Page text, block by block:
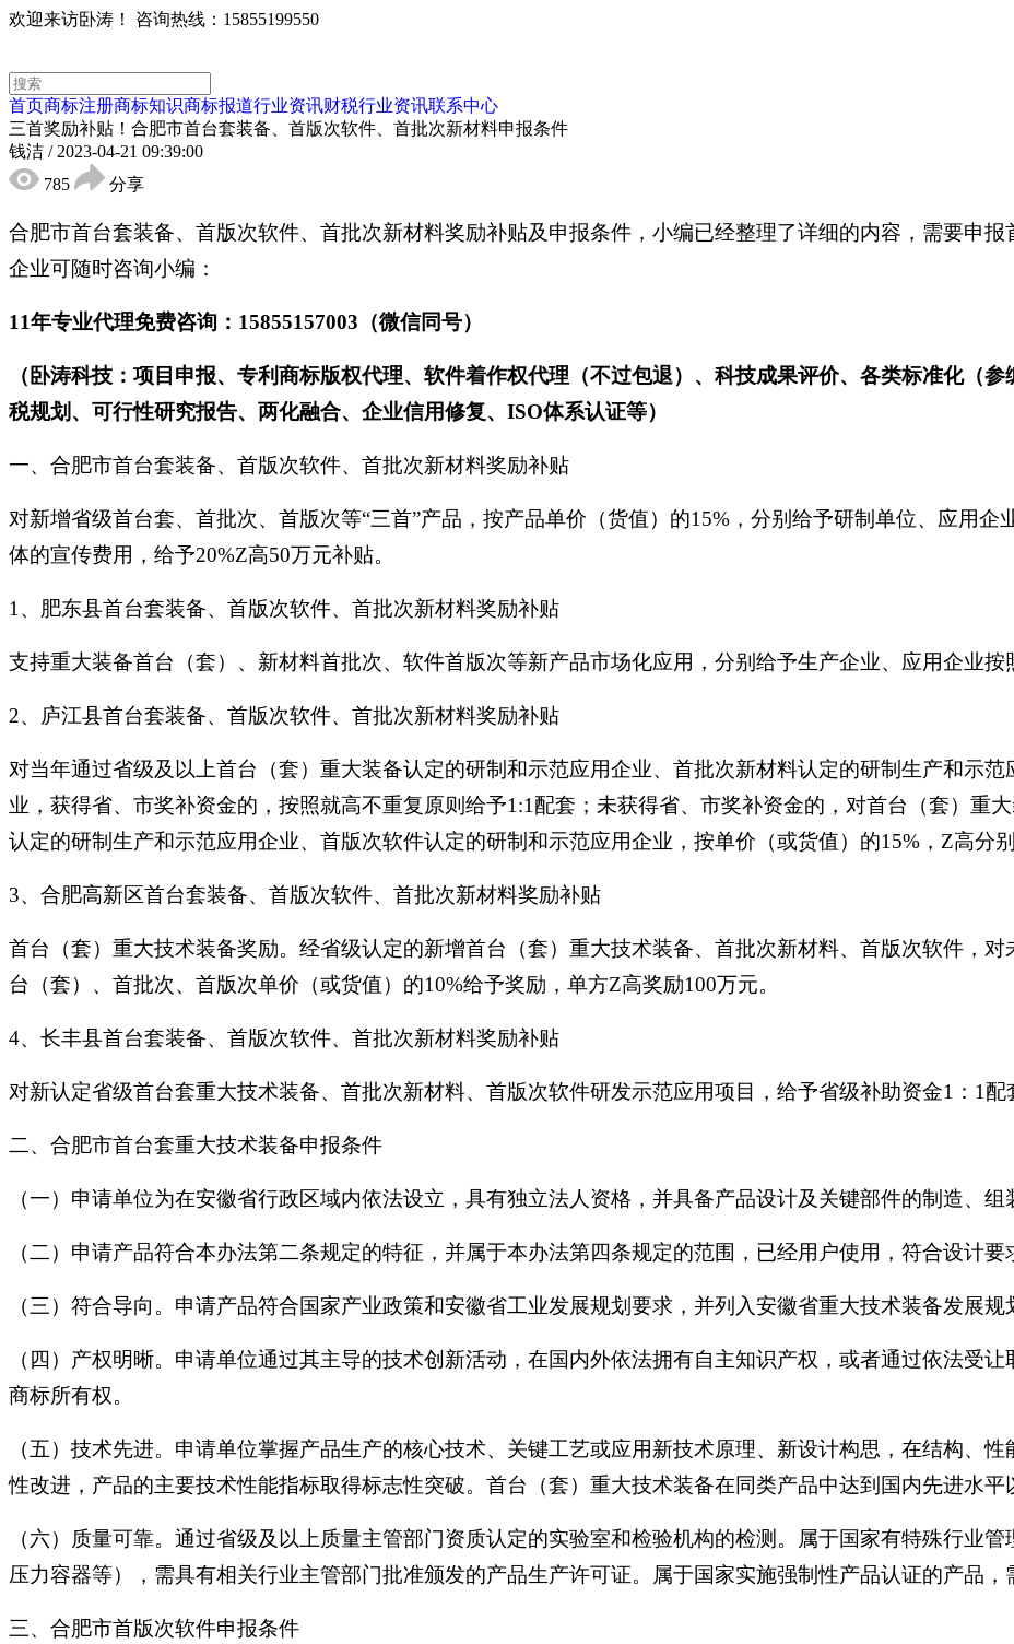
欢迎来访卧涛！ 咨询热线：15855199550
首页商标注册商标知识商标报道行业资讯财税行业资讯联系中心
三首奖励补贴！合肥市首台套装备、首版次软件、首批次新材料申报条件
钱洁 / 2023-04-21 09:39:00
785
分享
合肥市首台套装备、首版次软件、首批次新材料奖励补贴及申报条件，小编已经整理了详细的内容，需要申
企业可随时咨询小编：
11年专业代理免费咨询：15855157003（微信同号）
（卧涛科技：项目申报、专利商标版权代理、软件着作权代理（不过包退）、科技成果评价、各类标准化（
税规划、可行性研究报告、两化融合、企业信用修复、ISO体系认证等）
一、合肥市首台套装备、首版次软件、首批次新材料奖励补贴
对新增省级首台套、首批次、首版次等“三首”产品，按产品单价（货值）的15%，分别给予研制单位、应用企
体的宣传费用，给予20%Z高50万元补贴。
1、肥东县首台套装备、首版次软件、首批次新材料奖励补贴
支持重大装备首台（套）、新材料首批次、软件首版次等新产品市场化应用，分别给予生产企业、应用企业
2、庐江县首台套装备、首版次软件、首批次新材料奖励补贴
对当年通过省级及以上首台（套）重大装备认定的研制和示范应用企业、首批次新材料认定的研制生产和示
业，获得省、市奖补资金的，按照就高不重复原则给予1:1配套；未获得省、市奖补资金的，对首台（套）重
认定的研制生产和示范应用企业、首版次软件认定的研制和示范应用企业，按单价（或货值）的15%，Z高分
3、合肥高新区首台套装备、首版次软件、首批次新材料奖励补贴
首台（套）重大技术装备奖励。经省级认定的新增首台（套）重大技术装备、首批次新材料、首版次软件，
台（套）、首批次、首版次单价（或货值）的10%给予奖励，单方Z高奖励100万元。
4、长丰县首台套装备、首版次软件、首批次新材料奖励补贴
对新认定省级首台套重大技术装备、首批次新材料、首版次软件研发示范应用项目，给予省级补助资金1：1配
二、合肥市首台套重大技术装备申报条件
（一）申请单位为在安徽省行政区域内依法设立，具有独立法人资格，并具备产品设计及关键部件的制造、组
（二）申请产品符合本办法第二条规定的特征，并属于本办法第四条规定的范围，已经用户使用，符合设计要
（三）符合导向。申请产品符合国家产业政策和安徽省工业发展规划要求，并列入安徽省重大技术装备发展规
（四）产权明晰。申请单位通过其主导的技术创新活动，在国内外依法拥有自主知识产权，或者通过依法受
商标所有权。
（五）技术先进。申请单位掌握产品生产的核心技术、关键工艺或应用新技术原理、新设计构思，在结构、
性改进，产品的主要技术性能指标取得标志性突破。首台（套）重大技术装备在同类产品中达到国内先进水平
（六）质量可靠。通过省级及以上质量主管部门资质认定的实验室和检验机构的检测。属于国家有特殊行业
压力容器等），需具有相关行业主管部门批准颁发的产品生产许可证。属于国家实施强制性产品认证的产品，
三、合肥市首版次软件申报条件